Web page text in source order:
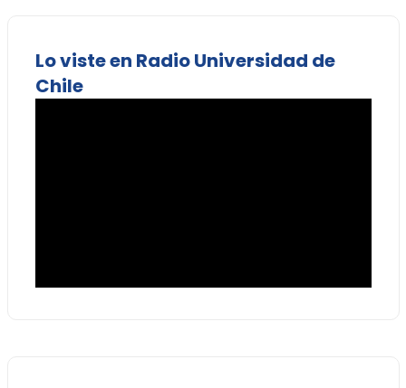
Lo viste en Radio Universidad de
Chile